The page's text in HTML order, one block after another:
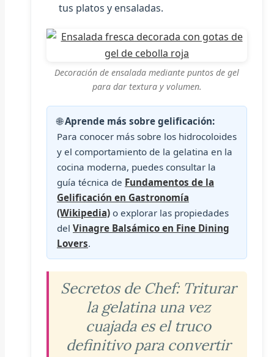
tus platos y ensaladas.
Decoración de ensalada mediante puntos de gel
para dar textura y volumen.
🌐Aprende más sobre gelificación:
Para conocer más sobre los hidrocoloides
y el comportamiento de la gelatina en la
cocina moderna, puedes consultar la
guía técnica de Fundamentos de la
Gelificación en Gastronomía
(Wikipedia) o explorar las propiedades
del Vinagre Balsámico en Fine Dining
Lovers.
Secretos de Chef:Triturar
la gelatina una vez
cuajada es el truco
definitivo para convertir